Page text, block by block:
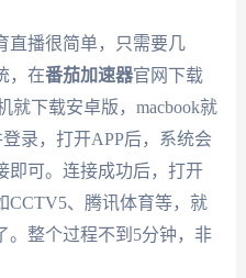
直播很简单，只需要几
，在番茄加速器官网下载
就下载安卓版，macbook就
录，打开APP后，系统会
即可。连接成功后，打开
CCTV5、腾讯体育等，就
。整个过程不到5分钟，非